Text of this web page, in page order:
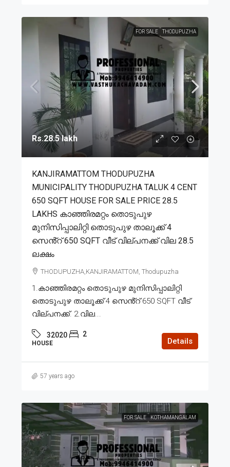
FOR SALE THODUPUZHA
Rs.28.5 lakh
KANJIRAMATTOM THODUPUZHA
MUNICIPALITY THODUPUZHA TALUK 4 CENT
650 SQFT HOUSE FOR SALE PRICE 28.5
LAKHS കാഞ്ഞിരമറ്റം തൊടുപുഴ
മുനിസിപ്പാലിറ്റി തൊടുപുഴ താലൂക്ക് 4
സെൻ്റ് 650 SQFT വീട് വില്പനക്ക് വില 28.5
ലക്ഷം
THODUPUZHA,KANJIRAMATTOM, Thodupuzha
1.കാഞ്ഞിരമറ്റം തൊടുപുഴ മുനിസിപ്പാലിറ്റി
തൊടുപുഴ താലൂക്ക് 4 സെൻ്റ് 650 SQFT വീട്
വില്പനക്ക്. 2.വില...
32020 2
HOUSE Details
57 years ago
FOR SALE KOTHAMANGALAM